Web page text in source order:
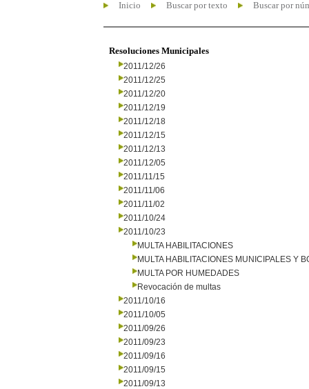
Inicio Buscar por texto Buscar por
Resoluciones Municipales
2011/12/26
2011/12/25
2011/12/20
2011/12/19
2011/12/18
2011/12/15
2011/12/13
2011/12/05
2011/11/15
2011/11/06
2011/11/02
2011/10/24
2011/10/23
MULTA HABILITACIONES
MULTA HABILITACIONES MUNICIPALES Y
MULTA POR HUMEDADES
Revocación de multas
2011/10/16
2011/10/05
2011/09/26
2011/09/23
2011/09/16
2011/09/15
2011/09/13